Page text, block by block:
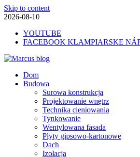
Skip to content
2026-08-10
YOUTUBE
FACEBOOK KLAMPIARSKE
Marcus blog
Stavebné profily, náradie, izolácie
Dom
Budowa
Surowa konstrukcja
Projektowanie wnętrz
Technika cieniowania
Tynkowanie
Wentylowana fasada
Płyty gipsowo-kartonowe
Dach
Izolacja